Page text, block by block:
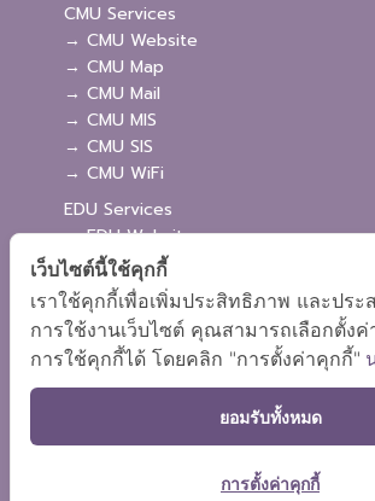
CMU Services
→ CMU Website
→ CMU Map
→ CMU Mail
→ CMU MIS
→ CMU SIS
→ CMU WiFi
EDU Services
→ EDU Website
→ EDU Webmaster
→ Admission
→ EDU MIS
→ EDU SIS
เว็บไซต์นี้ใช้คุกกี้
เราใช้คุกกี้เพื่อเพิ่มประสิทธิภาพ และปร
การใช้งานเว็บไซต์ คุณสามารถเลือกตั้ง
การใช้คุกกี้ได้ โดยคลิก "การตั้งค่าคุกกี้"
ยอมรับทั้งหมด
การตั้งค่าคุกกี้